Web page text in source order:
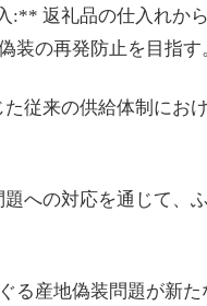
返礼品の仕入れか
装の再発防止を目指す
従来の供給体制にお
への対応を通じて、
る産地偽装問題が新